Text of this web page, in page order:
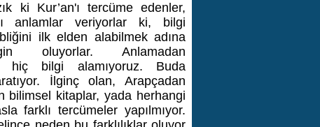
ki Kur’an'ı tercüme edenler,
anlamlar veriyorlar ki, bilgi
ilk elden alabilmek adına
oluyorlar. Anlamadan
hiç bilgi alamıyoruz. Buda
İlginç olan, Arapçadan
bilimsel kitaplar, yada herhangi
farklı tercümeler yapılmıyor.